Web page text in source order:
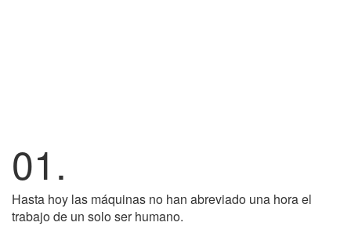
01.
Hasta hoy las máquinas no han abreviado una hora el
trabajo de un solo ser humano.